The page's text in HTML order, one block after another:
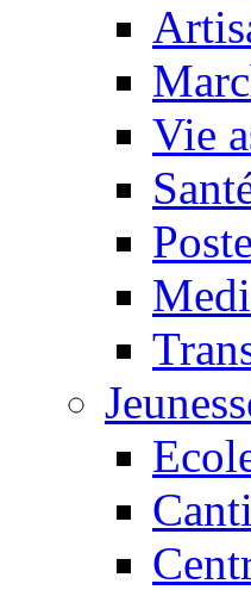
Vie
Poste